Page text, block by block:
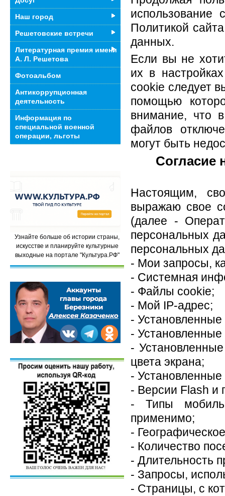
использование
Политикой
данных.
Если вы не
их в
cookie следует
помощью
внимание, что
файлов
могут быть
Согласие
Настоящим,
выражаю свое
(далее -
персональных
персональных
- Мои запросы,
- Системная
- Файлы cookie;
- Мой IP-адрес;
-
-
-
цвета экрана;
-
- Версии Flash и
- Типы
применимо;
-
- Количество
- Длительность
- Запросы,
- Страницы, с
Наш город
Решетовские встречи
Литературная премия имени
А. Л. Решетова
Фотоальбом
Антикоррупционная
деятельность
Информация по
специальной военной
операции, льготы
Узнайте больше об истории страны,
искусстве и планируйте культурные
выходные на портале "Культура.РФ"